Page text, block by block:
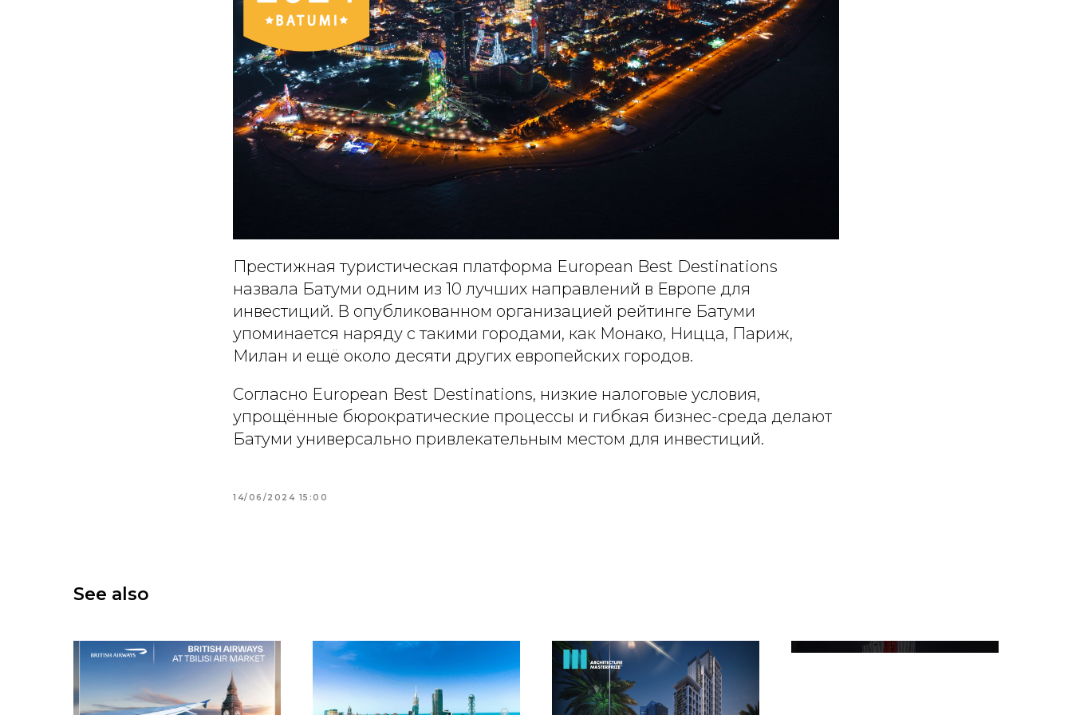
Престижная туристическая платформа European Best Destinations
назвала Батуми одним из 10 лучших направлений в Европе для
инвестиций. В опубликованном организацией рейтинге Батуми
упоминается наряду с такими городами, как Монако, Ницца, Париж,
Милан и ещё около десяти других европейских городов.
Согласно European Best Destinations, низкие налоговые условия,
упрощённые бюрократические процессы и гибкая бизнес-среда делают
Батуми универсально привлекательным местом для инвестиций.
14/06/2024 15:00
See also